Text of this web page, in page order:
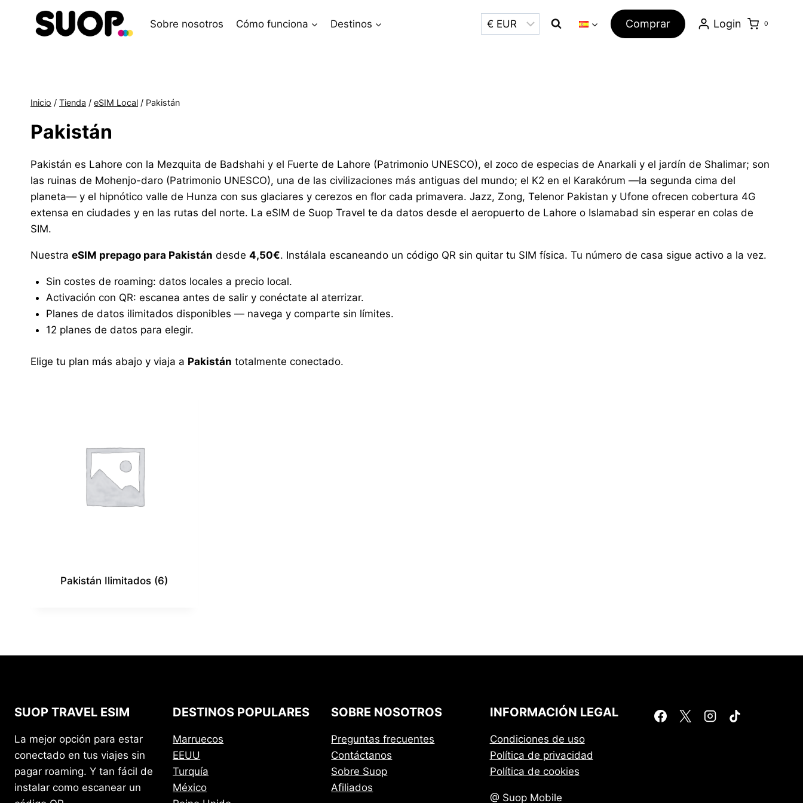
contenido
Sobre nosotros Cómo funciona Destinos Comprar Login 0
Inicio / Tienda / eSIM Local / Pakistán
Pakistán
Pakistán es Lahore con la Mezquita de Badshahi y el Fuerte de Lahore (Patrimonio UNESCO), el zoco de especias de Anarkali y el jardín de Shalimar; son
las ruinas de Mohenjo-daro (Patrimonio UNESCO), una de las civilizaciones más antiguas del mundo; el K2 en el Karakórum —la segunda cima del
planeta— y el hipnótico valle de Hunza con sus glaciares y cerezos en flor cada primavera. Jazz, Zong, Telenor Pakistan y Ufone ofrecen cobertura 4G
extensa en ciudades y en las rutas del norte. La eSIM de Suop Travel te da datos desde el aeropuerto de Lahore o Islamabad sin esperar en colas de
SIM.
Nuestra eSIM prepago para Pakistán desde 4,50€. Instálala escaneando un código QR sin quitar tu SIM física. Tu número de casa sigue activo a la vez.
Sin costes de roaming: datos locales a precio local.
Activación con QR: escanea antes de salir y conéctate al aterrizar.
Planes de datos ilimitados disponibles — navega y comparte sin límites.
12 planes de datos para elegir.
Elige tu plan más abajo y viaja a Pakistán totalmente conectado.
Pakistán Ilimitados (6)
SUOP TRAVEL ESIM
La mejor opción para estar
conectado en tus viajes sin
pagar roaming. Y tan fácil de
instalar como escanear un
DESTINOS POPULARES
Marruecos
EEUU
Turquía
México
SOBRE NOSOTROS
Preguntas frecuentes
Contáctanos
Sobre Suop
Afiliados
INFORMACIÓN LEGAL
Condiciones de uso
Política de privacidad
Política de cookies
@ Suop Mobile